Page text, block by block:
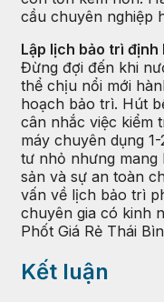
cầu chuyên nghiệp
Lập lịch bảo trì
Đừng đợi đến khi
thể chịu nổi mới
hoạch bảo trì. Hút
cân nhắc việc kiểm
máy chuyên dụng
tư nhỏ nhưng mang
sản và sự an toàn
vấn về lịch bảo trì
chuyên gia có kinh
Phốt Giá Rẻ Thái
Kết luận